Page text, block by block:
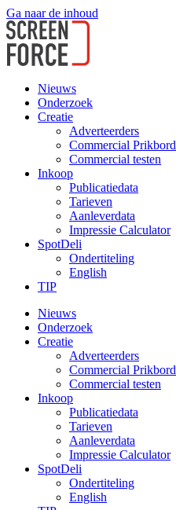
Ga naar de inhoud
Nieuws
Onderzoek
Creatie
Adverteerders
Commercial Prikbord
Commercial testen
Inkoop
Publicatiedata
Tarieven
Aanleverdata
Impressie Calculator
SpotDeli
Ondertiteling
English
TIP
Nieuws
Onderzoek
Creatie
Adverteerders
Commercial Prikbord
Commercial testen
Inkoop
Publicatiedata
Tarieven
Aanleverdata
Impressie Calculator
SpotDeli
Ondertiteling
English